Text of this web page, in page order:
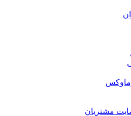
مشتریان